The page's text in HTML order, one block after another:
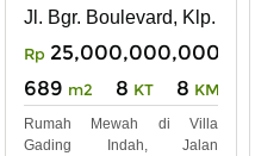
RW. 16, Klp. Gading Bar.
Jl. Bgr. Boulevard, Klp.
Rp 25,000,000,000
689 m2 8 KT 8 KM
Rumah Mewah di Villa
Gading Indah, Jalan